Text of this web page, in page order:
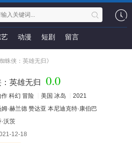
动漫 短剧 留言
蜘蛛侠：英雄无归》
英雄无归 0.0
作 科幻 冒险 美国 冰岛
2021
姆·赫兰德 赞达亚 本尼迪克特·康伯巴
·沃茨
12-18